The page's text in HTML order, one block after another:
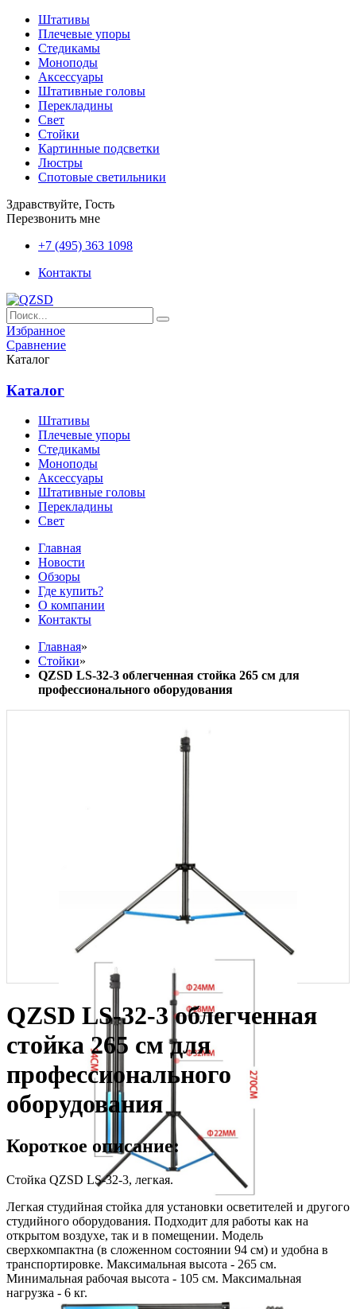
Штативы
Плечевые упоры
Стедикамы
Моноподы
Аксессуары
Штативные головы
Перекладины
Свет
Стойки
Картинные подсветки
Люстры
Спотовые светильники
Здравствуйте, Гость
Перезвонить мне
+7 (495) 363 1098
Контакты
Избранное
Сравнение
Каталог
Каталог
Штативы
Плечевые упоры
Стедикамы
Моноподы
Аксессуары
Штативные головы
Перекладины
Свет
Главная
Новости
Обзоры
Где купить?
О компании
Контакты
Главная»
Стойки»
QZSD LS-32-3 облегченная стойка 265 см для
профессионального оборудования
QZSD LS-32-3 облегченная
стойка 265 см для
профессионального
оборудования
Короткое описание:
Стойка QZSD LS-32-3, легкая.
Легкая студийная стойка для установки осветителей и другого
студийного оборудования. Подходит для работы как на
открытом воздухе, так и в помещении. Модель
сверхкомпактна (в сложенном состоянии 94 см) и удобна в
транспортировке. Максимальная высота - 265 см.
Минимальная рабочая высота - 105 см. Максимальная
нагрузка - 6 кг.